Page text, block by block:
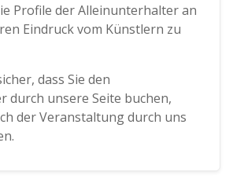
Profile der Alleinunterhalter an
Eindruck vom Künstlern zu
dass Sie den
durch unsere Seite buchen,
der Veranstaltung durch uns